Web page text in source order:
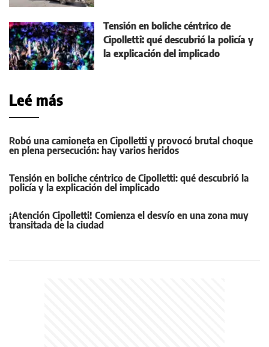
Tensión en boliche céntrico de
Cipolletti: qué descubrió la policía y
la explicación del implicado
Leé más
Robó una camioneta en Cipolletti y provocó brutal choque
en plena persecución: hay varios heridos
Tensión en boliche céntrico de Cipolletti: qué descubrió la
policía y la explicación del implicado
¡Atención Cipolletti! Comienza el desvío en una zona muy
transitada de la ciudad